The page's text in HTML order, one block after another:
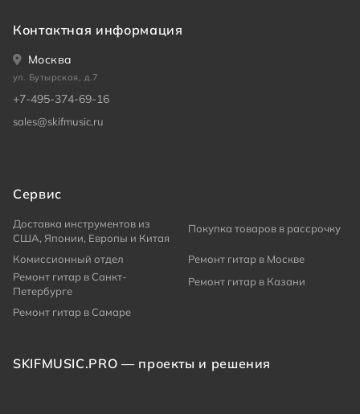
Контактная информация
Москва
ул. Бутырская, д.7
+7-495-374-69-16
sales@skifmusic.ru
Сервис
Доставка инструментов из
США, Японии, Европы и Китая
Покупка товаров в рассрочку
Комиссионный отдел
Ремонт гитар в Москве
Ремонт гитар в Санкт-
Петербурге
Ремонт гитар в Казани
Ремонт гитар в Самаре
SKIFMUSIC.PRO — проекты и решения